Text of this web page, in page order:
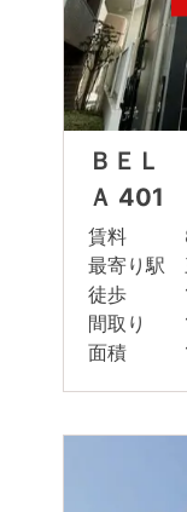
ＢＥＬ
Ａ 401
賃料
最寄り駅
徒歩
間取り
面積